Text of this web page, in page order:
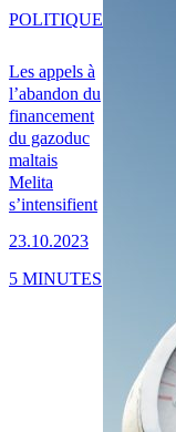
Les appels à
l’abandon du
financement
du gazoduc
maltais
Melita
s’intensifient
23.10.2023
POLITIQUE
5 MINUTES